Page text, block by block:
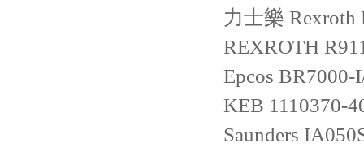
力士樂 Rexroth
REXROTH
Epcos BR7000-
KEB 1110370-
Saunders